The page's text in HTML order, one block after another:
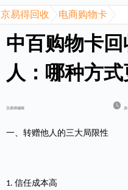
京易得回收 电商购物卡
中百购物卡
人：哪种方式
京易得编辑 发
一、转赠他人的三大局限性
1.信任成本高